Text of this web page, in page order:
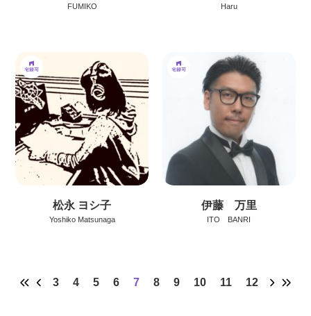
FUMIKO Haru
松永 ヨシ子
Yoshiko Matsunaga
伊藤 万里
ITO BANRI
3 4 5 6 7 8 9 10 11 12